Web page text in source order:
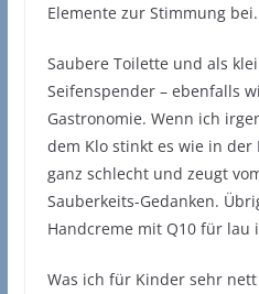
Elemente zur Stimmung bei.
Saubere Toilette und als
Seifenspender – ebenfalls
Gastronomie. Wenn ich
dem Klo stinkt es wie in der
ganz schlecht und zeugt
Sauberkeits-Gedanken.
Handcreme mit Q10 für lau
Was ich für Kinder sehr